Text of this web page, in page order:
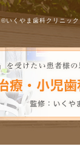
©いくやま歯科クリニック